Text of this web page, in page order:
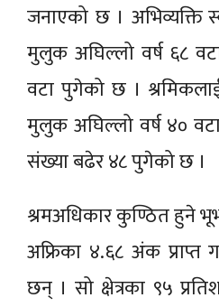
जनाएको छ । अभिव्यक्ति
मुलुक अघिल्लो वर्ष ६८
वटा पुगेको छ ।
मुलुक अघिल्लो वर्ष ४०
संख्या बढेर ४८ पुगेको छ ।
श्रमअधिकार कुण्ठित हुने
अफ्रिका ४.६८ अंक प्राप्त
छन् । सो क्षेत्रका ९५